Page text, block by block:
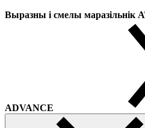
Выразны і смелы маразільнік
ADVANCE